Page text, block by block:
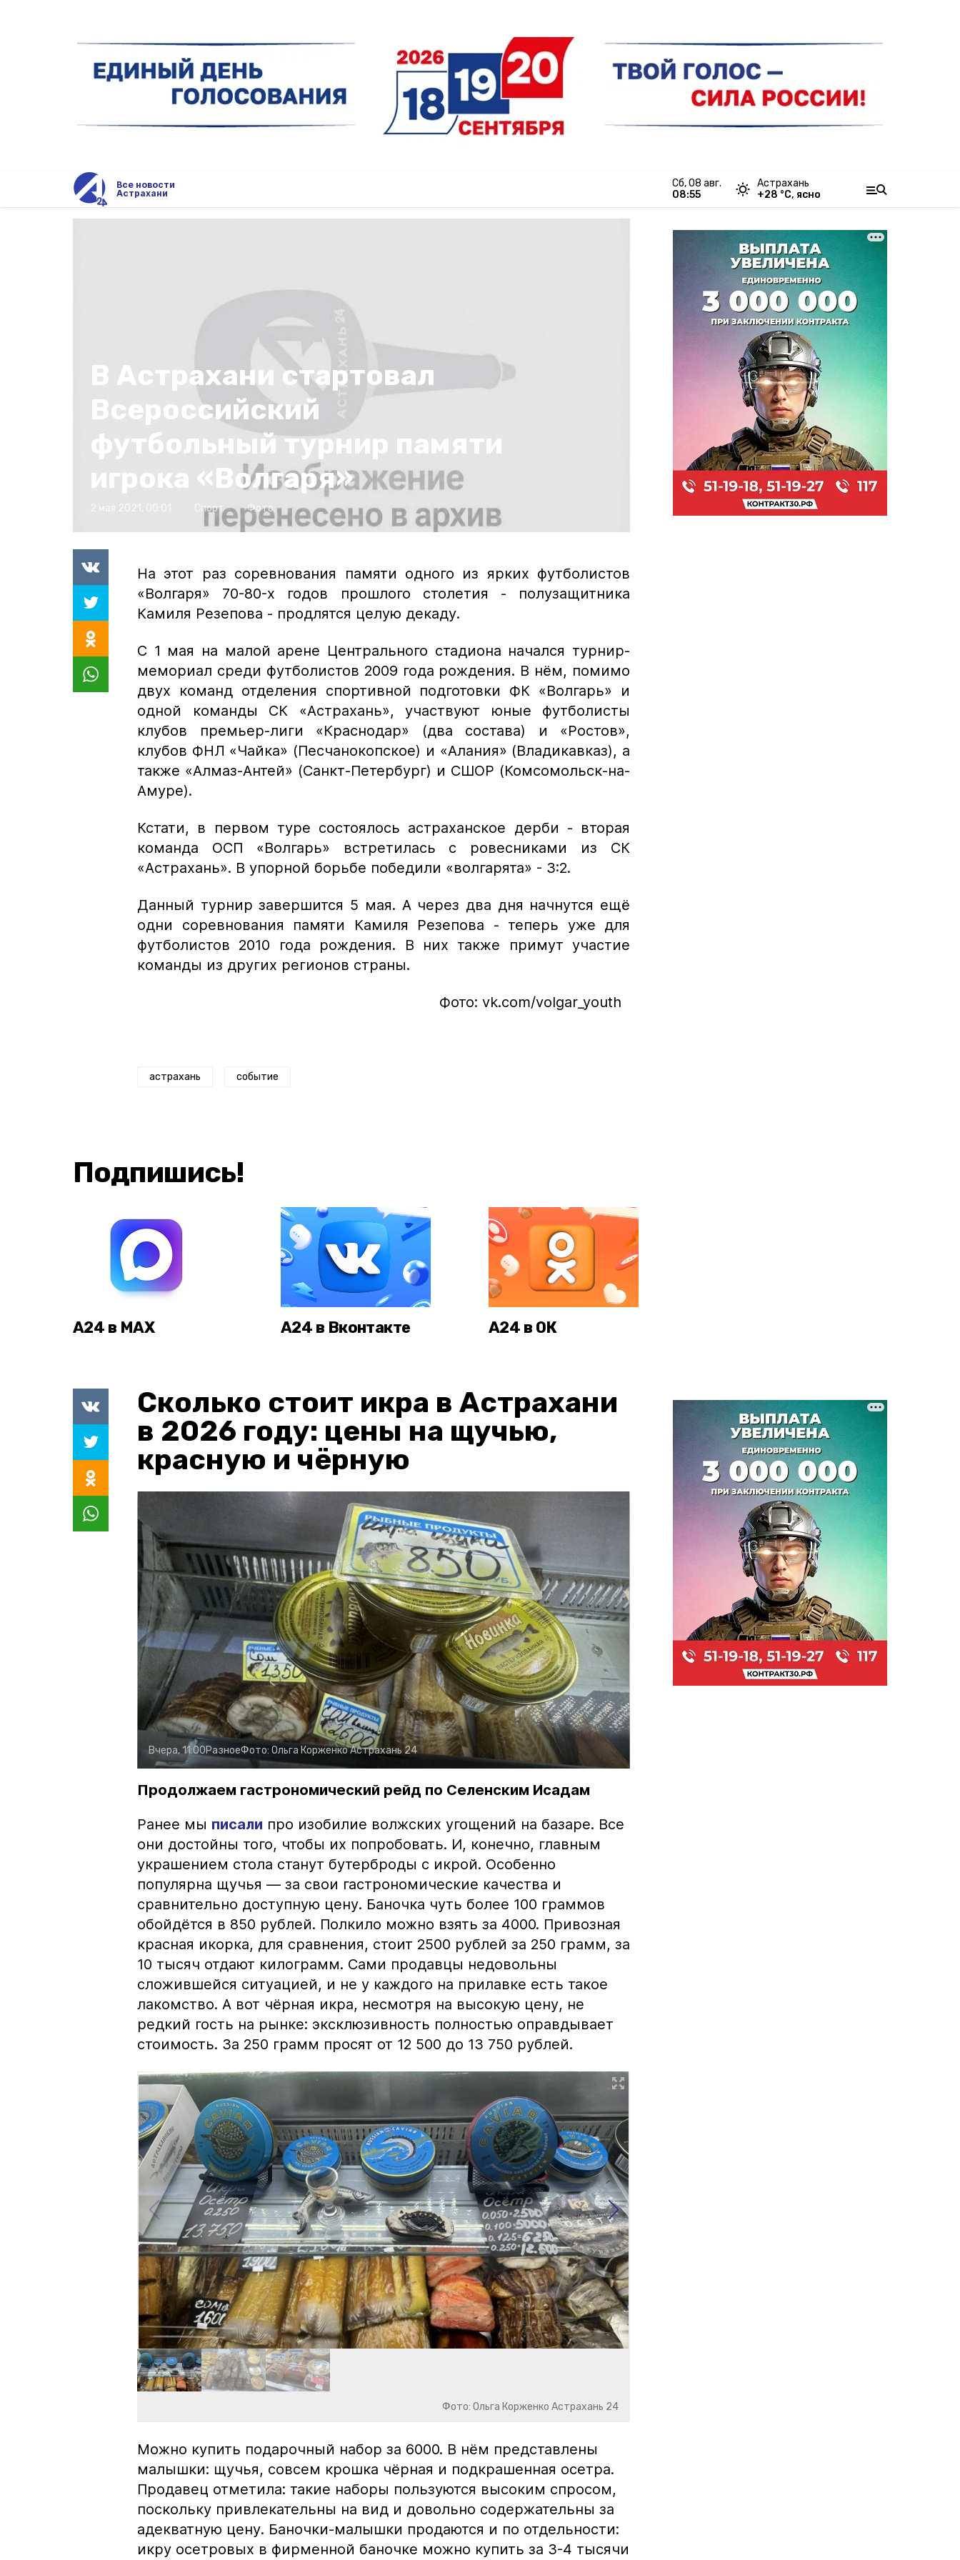
Все новости
Астрахани
сб, 08 авг.
08:55
Астрахань
+28 °С, ясно
В Астрахани стартовал
Всероссийский
футбольный турнир памяти
игрока «Волгаря»
Спорт Фото:
На этот раз соревнования памяти одного из ярких футболистов
«Волгаря» 70-80-х годов прошлого столетия - полузащитника
Камиля Резепова - продлятся целую декаду.
С 1 мая на малой арене Центрального стадиона начался турнир-
мемориал среди футболистов 2009 года рождения. В нём, помимо
двух команд отделения спортивной подготовки ФК «Волгарь» и
одной команды СК «Астрахань», участвуют юные футболисты
клубов премьер-лиги «Краснодар» (два состава) и «Ростов»,
клубов ФНЛ «Чайка» (Песчанокопское) и «Алания» (Владикавказ), а
также «Алмаз-Антей» (Санкт-Петербург) и СШОР (Комсомольск-на-
Амуре).
Кстати, в первом туре состоялось астраханское дерби - вторая
команда ОСП «Волгарь» встретилась с ровесниками из СК
«Астрахань». В упорной борьбе победили «волгарята» - 3:2.
Данный турнир завершится 5 мая. А через два дня начнутся ещё
одни соревнования памяти Камиля Резепова - теперь уже для
футболистов 2010 года рождения. В них также примут участие
команды из других регионов страны.
Фото: vk.com/volgar_youth
астрахань событие
Подпишись!
А24 в MAX А24 в Вконтакте А24 в ОК
Сколько стоит икра в Астрахани
в 2026 году: цены на щучью,
красную и чёрную
Вчера, 11:00РазноеФото: Ольга КорженкоАстрахань 24
Продолжаем гастрономический рейд по Селенским Исадам
Ранее мы писали про изобилие волжских угощений на базаре. Все
они достойны того, чтобы их попробовать. И, конечно, главным
украшением стола станут бутерброды с икрой. Особенно
популярна щучья — за свои гастрономические качества и
сравнительно доступную цену. Баночка чуть более 100 граммов
обойдётся в 850 рублей. Полкило можно взять за 4000. Привозная
красная икорка, для сравнения, стоит 2500 рублей за 250 грамм, за
10 тысяч отдают килограмм. Сами продавцы недовольны
сложившейся ситуацией, и не у каждого на прилавке есть такое
лакомство. А вот чёрная икра, несмотря на высокую цену, не
редкий гость на рынке: эксклюзивность полностью оправдывает
стоимость. За 250 грамм просят от 12 500 до 13 750 рублей.
Фото: Ольга Корженко Астрахань 24
Можно купить подарочный набор за 6000. В нём представлены
малышки: щучья, совсем крошка чёрная и подкрашенная осетра.
Продавец отметила: такие наборы пользуются высоким спросом,
поскольку привлекательны на вид и довольно содержательны за
адекватную цену. Баночки-малышки продаются и по отдельности:
икру осетровых в фирменной баночке можно купить за 3-4 тысячи